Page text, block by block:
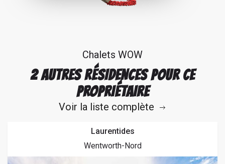
Chalets WOW
2 AUTRES RÉSIDENCES POUR CE
PROPRIÉTAIRE
Voir la liste complète
Laurentides
Wentworth-Nord